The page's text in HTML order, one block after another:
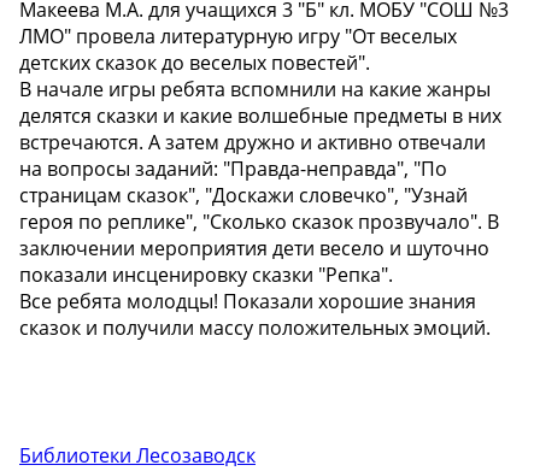
Макеева М.А. для учащихся 3 "Б" кл. МОБУ "СОШ №3
ЛМО" провела литературную игру "От веселых
детских сказок до веселых повестей".
В начале игры ребята вспомнили на какие жанры
делятся сказки и какие волшебные предметы в них
встречаются. А затем дружно и активно отвечали
на вопросы заданий: "Правда-неправда", "По
страницам сказок", "Доскажи словечко", "Узнай
героя по реплике", "Сколько сказок прозвучало". В
заключении мероприятия дети весело и шуточно
показали инсценировку сказки "Репка".
Все ребята молодцы! Показали хорошие знания
сказок и получили массу положительных эмоций.
Библиотеки Лесозаводск